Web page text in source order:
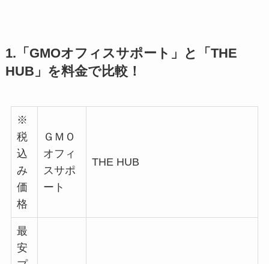
1.「GMOオフィスサポート」と「THE
HUB」を料金で比較！
※
税
込
み
価
格
ＧＭＯ
オフィ
スサポ
ート
THE HUB
最
安